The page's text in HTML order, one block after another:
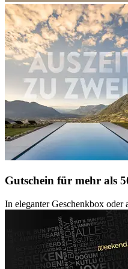
Gutschein für mehr als
In eleganter Geschenkbox oder